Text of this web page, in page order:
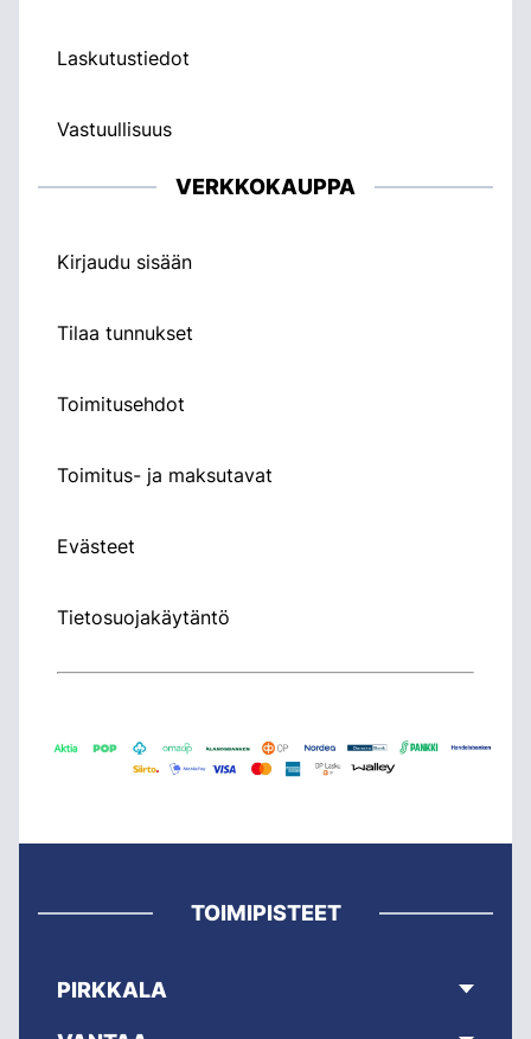
Laskutustiedot
Vastuullisuus
VERKKOKAUPPA
Kirjaudu sisään
Tilaa tunnukset
Toimitusehdot
Toimitus- ja maksutavat
Evästeet
Tietosuojakäytäntö
TOIMIPISTEET
PIRKKALA